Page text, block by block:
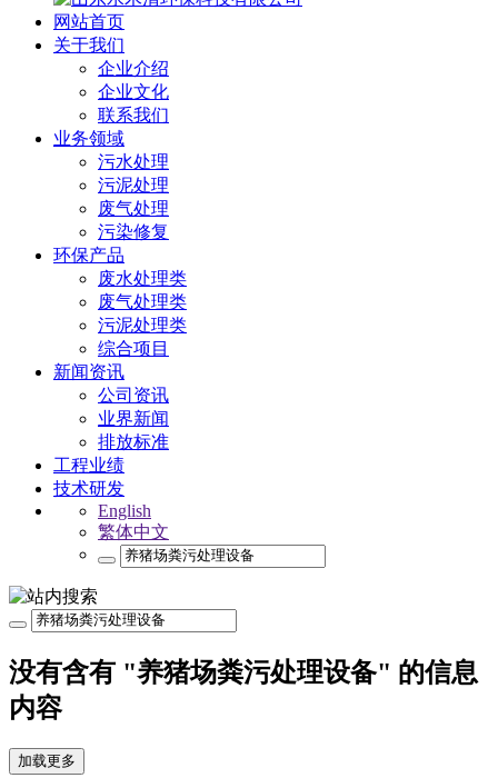
网站首页
关于我们
企业介绍
企业文化
联系我们
业务领域
污水处理
污泥处理
废气处理
污染修复
环保产品
废水处理类
废气处理类
污泥处理类
综合项目
新闻资讯
公司资讯
业界新闻
排放标准
工程业绩
技术研发
English
繁体中文
没有含有 "养猪场粪污处理设备" 的信息
内容
加载更多